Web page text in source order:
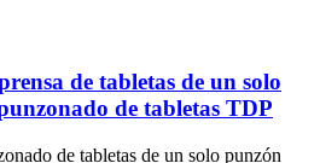
de tabletas de un solo
de tabletas TDP
de tabletas de un solo punzón